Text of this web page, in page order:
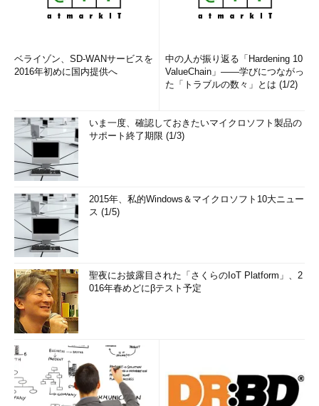
ベライゾン、SD-WANサービスを
2016年初めに国内提供へ
中の人が振り返る「Hardening 10
ValueChain」――学びにつながっ
た「トラブルの数々」とは (1/2)
いま一度、確認しておきたいマイクロソフト製品の
サポート終了期限 (1/3)
2015年、私的Windows＆マイクロソフト10大ニュー
ス (1/5)
聖夜にお披露目された「さくらのIoT Platform」、2
016年春めどにβテスト予定